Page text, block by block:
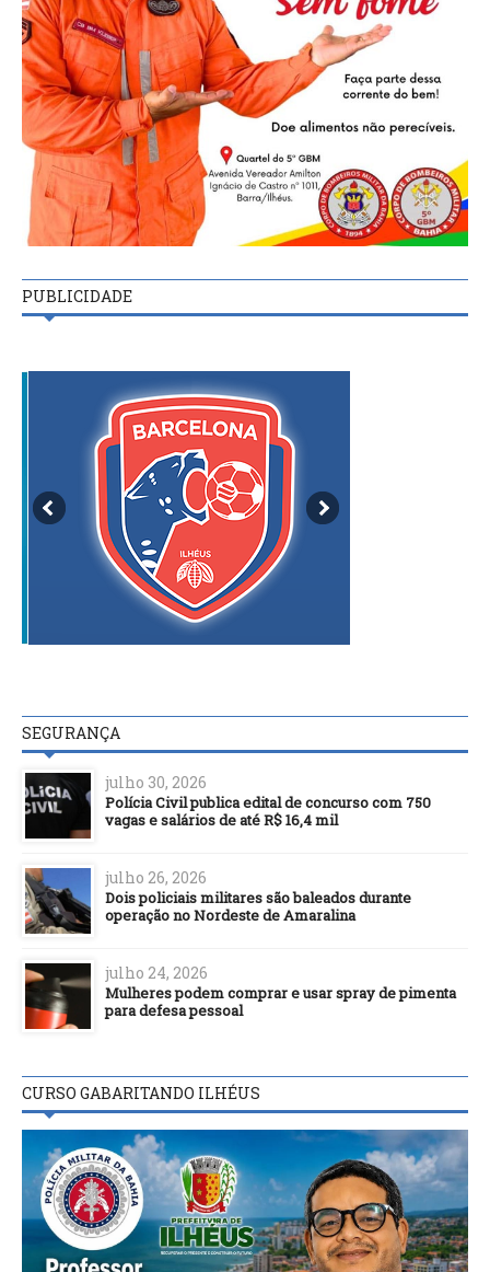
PUBLICIDADE
SEGURANÇA
julho 30, 2026
Polícia Civil publica edital de concurso com 750
vagas e salários de até R$ 16,4 mil
julho 26, 2026
Dois policiais militares são baleados durante
operação no Nordeste de Amaralina
julho 24, 2026
Mulheres podem comprar e usar spray de pimenta
para defesa pessoal
CURSO GABARITANDO ILHÉUS